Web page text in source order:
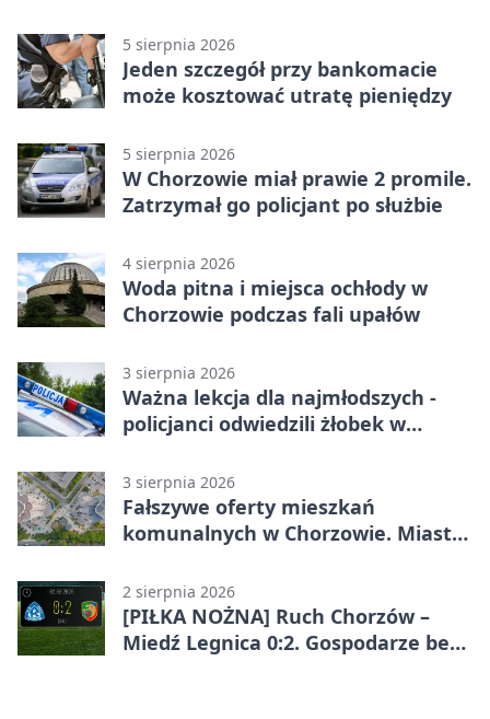
5 sierpnia 2026
Jeden szczegół przy bankomacie
może kosztować utratę pieniędzy
5 sierpnia 2026
W Chorzowie miał prawie 2 promile.
Zatrzymał go policjant po służbie
4 sierpnia 2026
Woda pitna i miejsca ochłody w
Chorzowie podczas fali upałów
3 sierpnia 2026
Ważna lekcja dla najmłodszych -
policjanci odwiedzili żłobek w
3 sierpnia 2026
Fałszywe oferty mieszkań
komunalnych w Chorzowie. Miasto
2 sierpnia 2026
[PIŁKA NOŻNA] Ruch Chorzów –
Miedź Legnica 0:2. Gospodarze bez